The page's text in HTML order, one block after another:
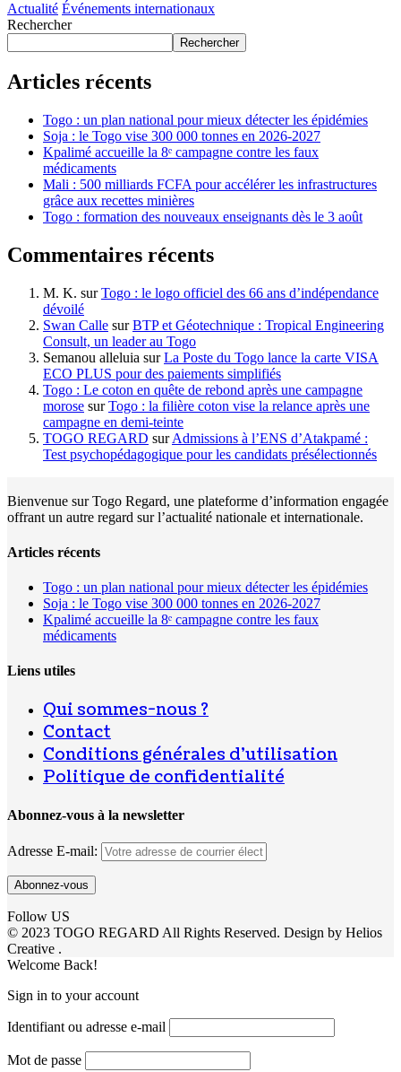
Actualité Événements internationaux
Rechercher
Rechercher
Articles récents
Togo : un plan national pour mieux détecter les épidémies
Soja : le Togo vise 300 000 tonnes en 2026-2027
Kpalimé accueille la 8ᵉ campagne contre les faux
médicaments
Mali : 500 milliards FCFA pour accélérer les infrastructures
grâce aux recettes minières
Togo : formation des nouveaux enseignants dès le 3 août
Commentaires récents
M. K. surTogo : le logo officiel des 66 ans d’indépendance
dévoilé
Swan Calle surBTP et Géotechnique : Tropical Engineering
Consult, un leader au Togo
Semanou alleluia surLa Poste du Togo lance la carte VISA
ECO PLUS pour des paiements simplifiés
Togo : Le coton en quête de rebond après une campagne
morose surTogo : la filière coton vise la relance après une
campagne en demi-teinte
TOGO REGARD surAdmissions à l’ENS d’Atakpamé :
Test psychopédagogique pour les candidats présélectionnés
Bienvenue sur Togo Regard, une plateforme d’information engagée
offrant un autre regard sur l’actualité nationale et internationale.
Articles récents
Togo : un plan national pour mieux détecter les épidémies
Soja : le Togo vise 300 000 tonnes en 2026-2027
Kpalimé accueille la 8ᵉ campagne contre les faux
médicaments
Liens utiles
Qui sommes-nous ?
Contact
Conditions générales d’utilisation
Politique de confidentialité
Abonnez-vous à la newsletter
Adresse E-mail:
Follow US
© 2023 TOGO REGARD All Rights Reserved. Design by Helios
Creative .
Welcome Back!
Sign in to your account
Identifiant ou adresse e-mail
Mot de passe